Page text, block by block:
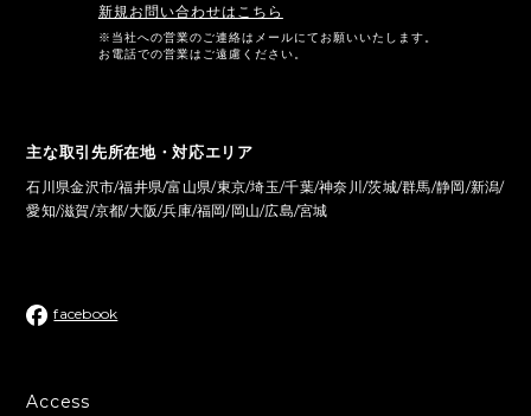
新規お問い合わせはこちら
※当社への営業のご連絡はメールにてお願いいたします。
お電話での営業はご遠慮ください。
主な取引先所在地・対応エリア
石川県金沢市/福井県/富山県/東京/埼玉/千葉/神奈川/茨城/群馬/静岡/新潟/
愛知/滋賀/京都/大阪/兵庫/福岡/岡山/広島/宮城
facebook
Access